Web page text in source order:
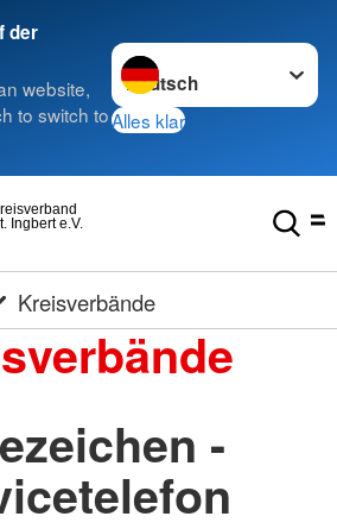
der
website,
to switch to
Sprache wechseln zu
Alles klar
Ingbert e.V.
Kreisverbände
-